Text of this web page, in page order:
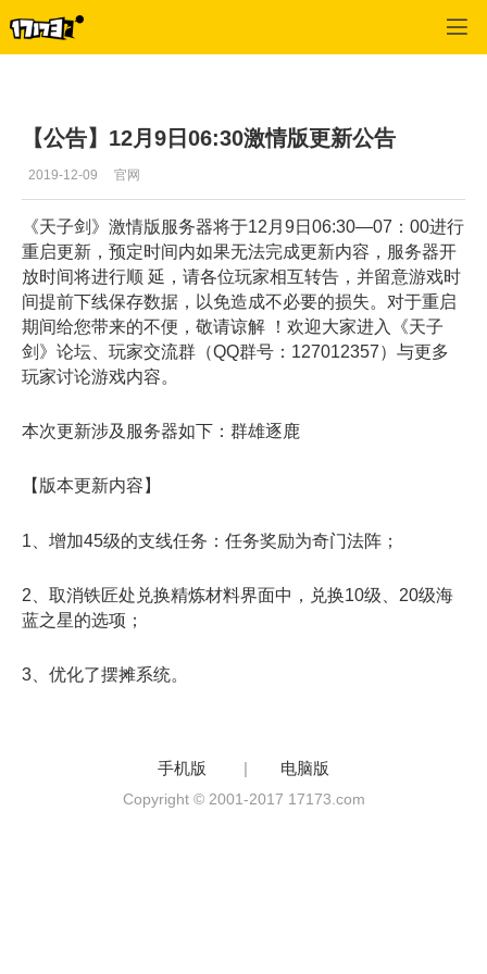
【公告】12月9日06:30激情版更新公告
2019-12-09 官网
《天子剑》激情版服务器将于12月9日06:30—07：00进行
重启更新，预定时间内如果无法完成更新内容，服务器开
放时间将进行顺 延，请各位玩家相互转告，并留意游戏时
间提前下线保存数据，以免造成不必要的损失。对于重启
期间给您带来的不便，敬请谅解 ！欢迎大家进入《天子
剑》论坛、玩家交流群（QQ群号：127012357）与更多
玩家讨论游戏内容。
本次更新涉及服务器如下：群雄逐鹿
【版本更新内容】
1、增加45级的支线任务：任务奖励为奇门法阵；
2、取消铁匠处兑换精炼材料界面中，兑换10级、20级海
蓝之星的选项；
3、优化了摆摊系统。
手机版 | 电脑版
Copyright © 2001-2017 17173.com